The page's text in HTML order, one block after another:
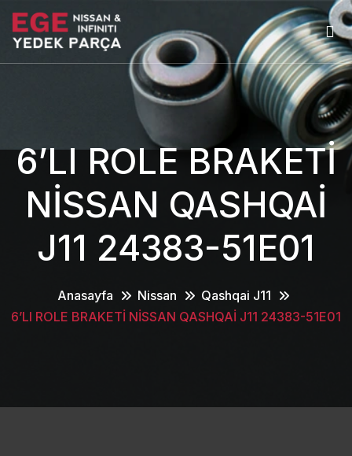
6’LI ROLE BRAKETİ
NİSSAN QASHQAİ
J11 24383-51E01
Anasayfa Nissan
Qashqai J11
6’LI ROLE BRAKETİ NİSSAN QASHQAİ J11 24383-51E01